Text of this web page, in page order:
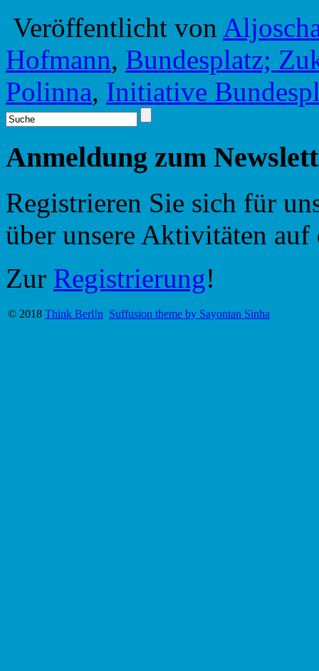
Veröffentlicht von
Hofmann, Bundesplatz;
Polinna, Initiative
Anmeldung zum
Registrieren Sie sich für
über unsere Aktivitäten
Zur Registrierung!
© 2018 Think Berl!n Suffusion theme by Sayontan Sinha